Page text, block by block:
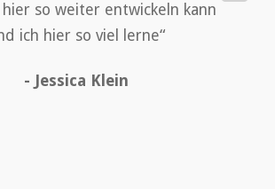
- Kimberley Frevert
hier so weiter entwickeln kann
ich hier so viel lerne“
- Jessica Klein